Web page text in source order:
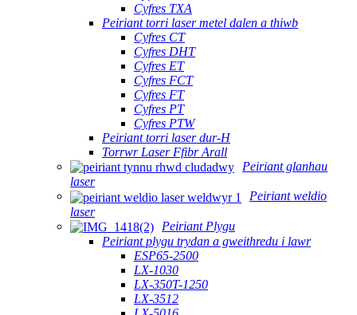
Cyfres TXA
Peiriant torri laser metel dalen a thiwb
Cyfres CT
Cyfres DHT
Cyfres ET
Cyfres FCT
Cyfres FT
Cyfres PT
Cyfres PTW
Peiriant torri laser dur-H
Torrwr Laser Ffibr Arall
Peiriant glanhau
laser
Peiriant weldio
laser
Peiriant Plygu
Peiriant plygu trydan a gweithredu i lawr
ESP65-2500
LX-1030
LX-350T-1250
LX-3512